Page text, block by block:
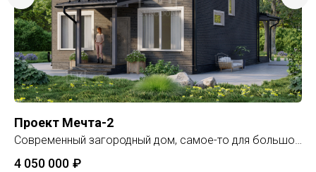
Проект Мечта-2
Современный загородный дом, самое-то для большой
4 050 000 ₽